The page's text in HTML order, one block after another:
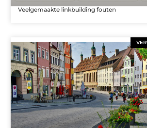
Veelgemaakte linkbuilding fouten